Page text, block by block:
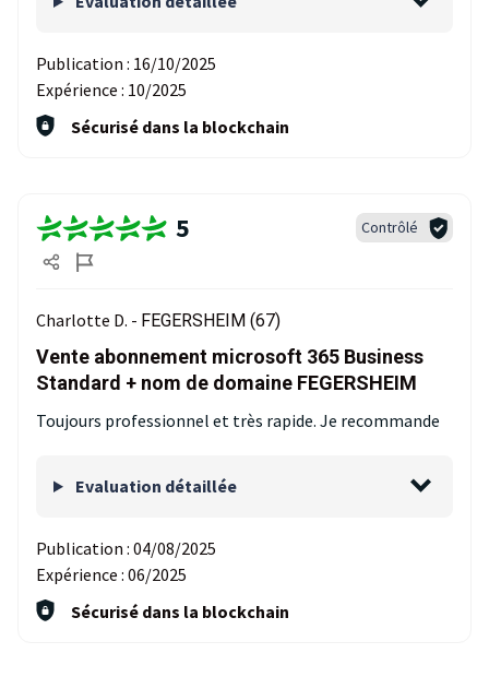
Publication : 16/10/2025
Expérience : 10/2025
Sécurisé dans la blockchain
5 Contrôlé
Charlotte D. - FEGERSHEIM (67)
Vente abonnement microsoft 365 Business
Standard + nom de domaine FEGERSHEIM
Toujours professionnel et très rapide. Je recommande
Evaluation détaillée
Publication : 04/08/2025
Expérience : 06/2025
Sécurisé dans la blockchain